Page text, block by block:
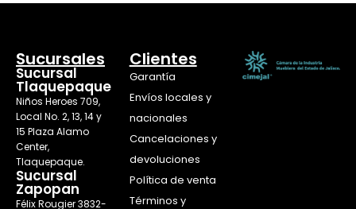
Sucursales
Sucursal
Tlaquepaque
Niños Heroes 709,
Local No. 2, 13, 14 y
15 Plaza Alamo
Center,
Tlaquepaque.
Sucursal
Zapopan
Félix Rougier 3832-
Clientes
Garantía
Envíos locales y
nacionales
Cancelaciones y
devoluciones
Política de venta
Términos y